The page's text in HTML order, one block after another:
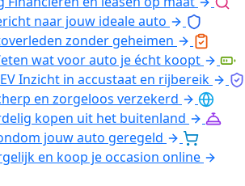
naar jouw ideale auto
zonder geheimen
wat voor auto je écht koopt
Inzicht in accustaat en rijbereik
en zorgeloos verzekerd
kopen uit het buitenland
jouw auto geregeld
en koop je occasion online